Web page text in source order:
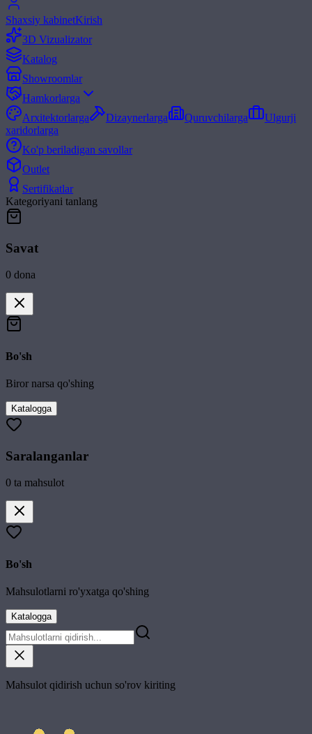
Shaxsiy kabinetKirish
3D Vizualizator
Katalog
Showroomlar
Hamkorlarga
Arxitektorlarga
Dizaynerlarga Quruvchilarga
Ulgurji
xaridorlarga
Ko'p beriladigan savollar
Outlet
Sertifikatlar
Kategoriyani tanlang
Savat
0 dona
Bo'sh
Biror narsa qo'shing
Katalogga
Saralanganlar
0 ta mahsulot
Bo'sh
Mahsulotlarni ro'yxatga qo'shing
Katalogga
Mahsulot qidirish uchun so'rov kiriting